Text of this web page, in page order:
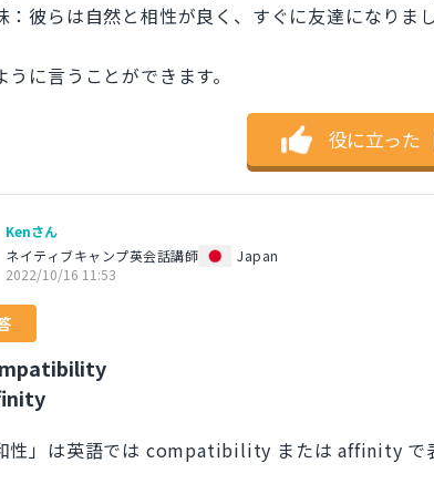
：彼らは自然と相性が良く、すぐに友達になりまし
うに言うことができます。
役に立った
Kenさん
ネイティブキャンプ英会話講師
Japan
2022/10/16 11:53
性」は英語では compatibility または affinity で